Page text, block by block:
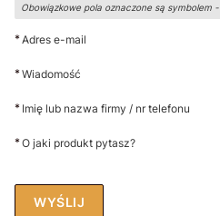
Obowiązkowe pola oznaczone są symbolem -
*Adres e-mail
*Wiadomość
* Imię lub nazwa firmy / nr telefonu
*O jaki produkt pytasz?
WYŚLIJ